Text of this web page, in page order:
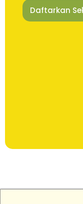
Daftarkan